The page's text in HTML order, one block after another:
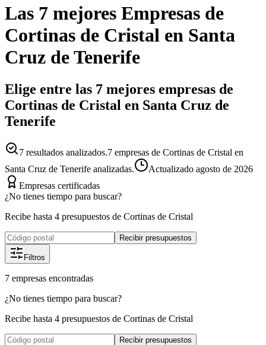
Las 7 mejores Empresas de
Cortinas de Cristal en Santa
Cruz de Tenerife
Elige entre las 7 mejores empresas de
Cortinas de Cristal en Santa Cruz de
Tenerife
7 resultados analizados.7 empresas de Cortinas de Cristal en
Santa Cruz de Tenerife analizadas.
Actualizado agosto de 2026
Empresas certificadas
¿No tienes tiempo para buscar?
Recibe hasta 4 presupuestos de Cortinas de Cristal
Recibir presupuestos
Filtros
7 empresas encontradas
¿No tienes tiempo para buscar?
Recibe hasta 4 presupuestos de Cortinas de Cristal
Recibir presupuestos